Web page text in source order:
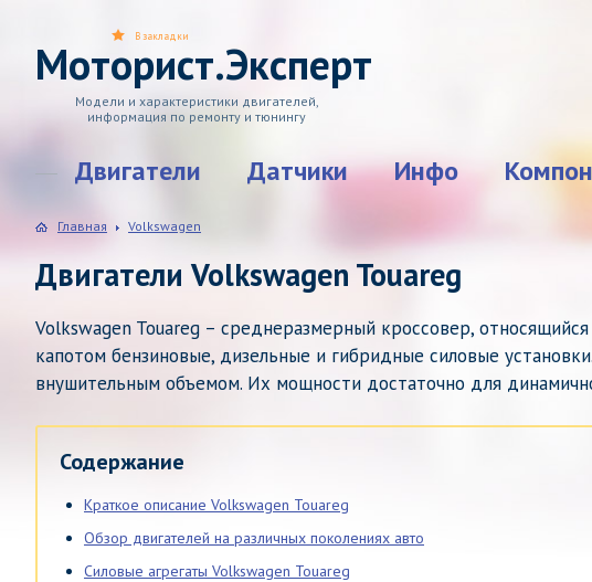
Моторист.Эксперт
Модели и характеристики двигателей,
информация по ремонту и тюнингу
Двигатели Датчики Инфо
В закладки
Главная Volkswagen
Двигатели Volkswagen Touareg
Volkswagen Touareg – среднеразмерный кроссовер,
капотом бензиновые, дизельные и гибридные силовые
внушительным объемом. Их мощности достаточно для
Содержание
Краткое описание Volkswagen Touareg
Обзор двигателей на различных поколениях авто
Силовые агрегаты Volkswagen Touareg